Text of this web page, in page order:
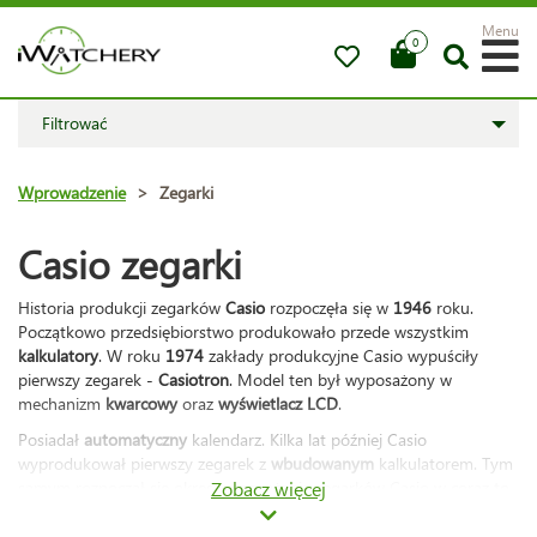
0
Menu
Filtrować
Wprowadzenie > Zegarki
Casio zegarki
Historia produkcji zegarków Casio rozpoczęła się w 1946 roku.
Początkowo przedsiębiorstwo produkowało przede wszystkim
kalkulatory. W roku 1974 zakłady produkcyjne Casio wypuściły
pierwszy zegarek - Casiotron. Model ten był wyposażony w
mechanizm kwarcowyoraz wyświetlacz LCD.
Posiadał automatyczny kalendarz. Kilka lat później Casio
wyprodukował pierwszy zegarek z wbudowanym kalkulatorem. Tym
samym rozpoczął się okres wyposażania zegarków Casio w coraz to
". W kolejnych latach Casio
Zobacz więcej